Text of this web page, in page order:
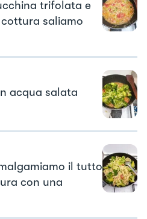
trifolata e
saliamo
acqua salata
il tutto
con una